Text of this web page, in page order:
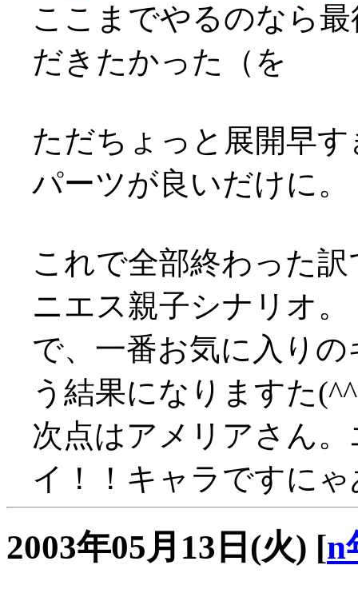
ここまでやるのなら
だきたかった（を
ただちょっと展開早
パーツが良いだけに。
これで全部終わった
ニエス親子シナリオ。
で、一番お気に入り
う結果になりますた
次点はアメリアさん
イ！！キャラですにゃ
2003年05月13日(火) [n